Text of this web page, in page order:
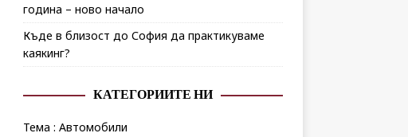
година – ново начало
Къде в близост до София да практикуваме
каякинг?
КАТЕГОРИИТЕ НИ
Тема : Автомобили